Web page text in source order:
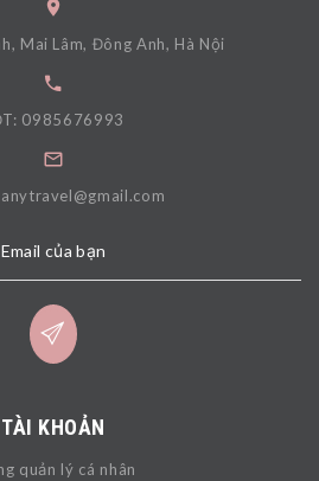
Mai Lâm, Đông Anh, Hà Nội
0985676993
Email của bạn
TÀI KHOẢN
quản lý cá nhân